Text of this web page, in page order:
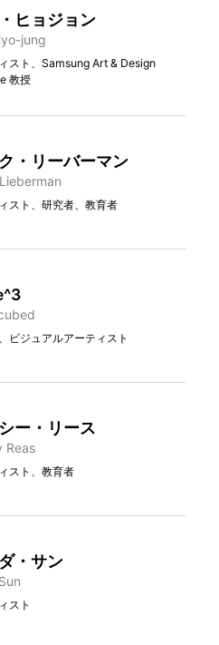
ヒョジョン
jung
スト、Samsung Art & Design
教授
・リーバーマン
スト、研究者、教育者
ビジュアルアーティスト
ー・リース
Reas
スト、教育者
・サン
スト